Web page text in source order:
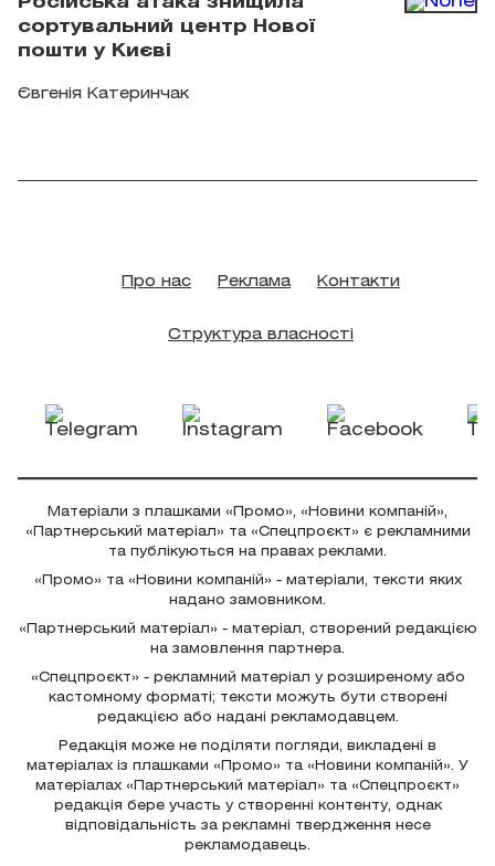
сортувальний центр Нової
пошти у Києві
Євгенія Катеринчак
Про нас Реклама Контакти
Структура власності
Матеріали з плашками «Промо», «Новини компаній»,
«Партнерський матеріал» та «Спецпроєкт» є рекламними
та публікуються на правах реклами.
«Промо» та «Новини компаній» - матеріали, тексти яких
надано замовником.
«Партнерський матеріал» - матеріал, створений редакцією
на замовлення партнера.
«Спецпроєкт» - рекламний матеріал у розширеному або
кастомному форматі; тексти можуть бути створені
редакцією або надані рекламодавцем.
Редакція може не поділяти погляди, викладені в
матеріалах із плашками «Промо» та «Новини компаній». У
матеріалах «Партнерський матеріал» та «Спецпроєкт»
редакція бере участь у створенні контенту, однак
відповідальність за рекламні твердження несе
рекламодавець.